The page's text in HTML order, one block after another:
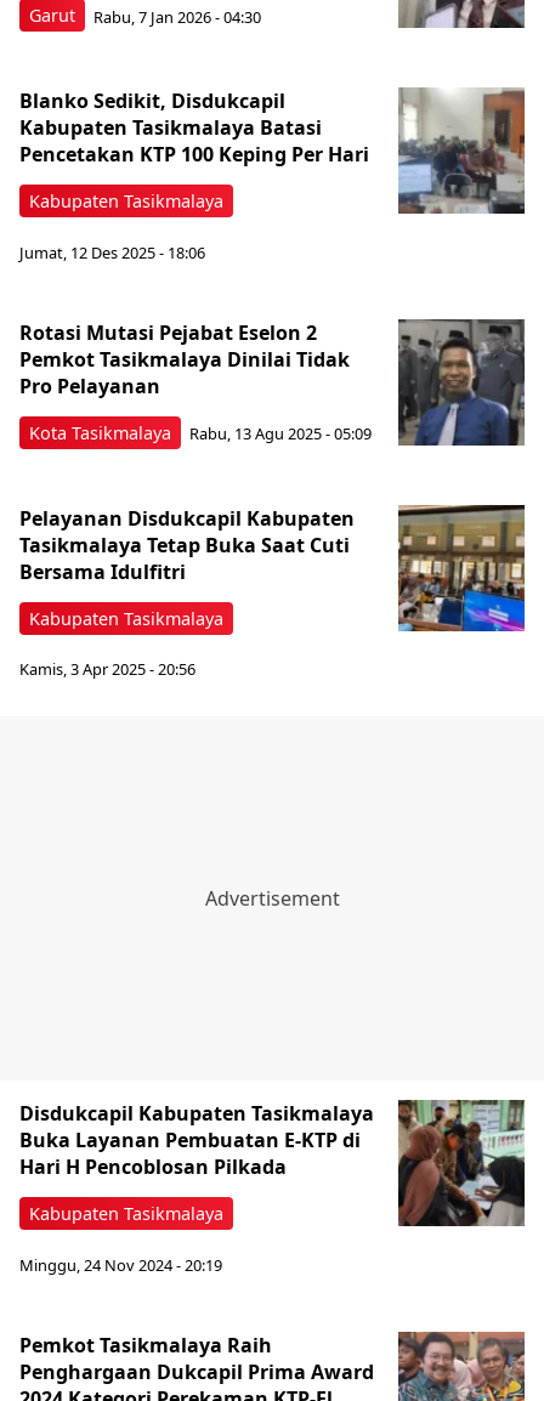
Garut Rabu, 7 Jan 2026 - 04:30
Kabupaten Tasikmalaya
Blanko Sedikit, Disdukcapil
Kabupaten Tasikmalaya Batasi
Pencetakan KTP 100 Keping Per Hari
Jumat, 12 Des 2025 - 18:06
Kota Tasikmalaya
Rotasi Mutasi Pejabat Eselon 2
Pemkot Tasikmalaya Dinilai Tidak
Pro Pelayanan
Rabu, 13 Agu 2025 - 05:09
Kabupaten Tasikmalaya
Pelayanan Disdukcapil Kabupaten
Tasikmalaya Tetap Buka Saat Cuti
Bersama Idulfitri
Kamis, 3 Apr 2025 - 20:56
Kabupaten Tasikmalaya
Disdukcapil Kabupaten Tasikmalaya
Buka Layanan Pembuatan E-KTP di
Hari H Pencoblosan Pilkada
Minggu, 24 Nov 2024 - 20:19
Pemkot Tasikmalaya Raih
Penghargaan Dukcapil Prima Award